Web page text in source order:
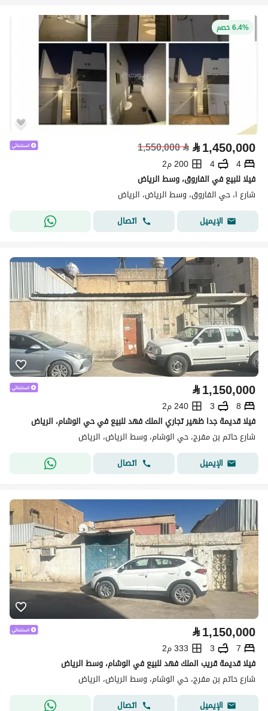
6.4% خصم
⃁1,450,000
⃁
1,550,000
4
4
200 م2
فيلا للبيع في الفاروق، وسط الرياض
شارع ا، حي الفاروق، وسط الرياض، الرياض
الإيميل
اتصال
⃁1,150,000
8
3
240 م2
فيلا قديمة جدا ظهير تجاري الملك فهد للبيع في حي الوشام، الرياض
شارع حاتم بن مفرج، حي الوشام، وسط الرياض، الرياض
الإيميل
اتصال
⃁1,150,000
7
3
333 م2
فيلا قديمة قريب الملك فهد للبيع في الوشام، وسط الرياض
شارع حاتم بن مفرج، حي الوشام، وسط الرياض، الرياض
الإيميل
اتصال